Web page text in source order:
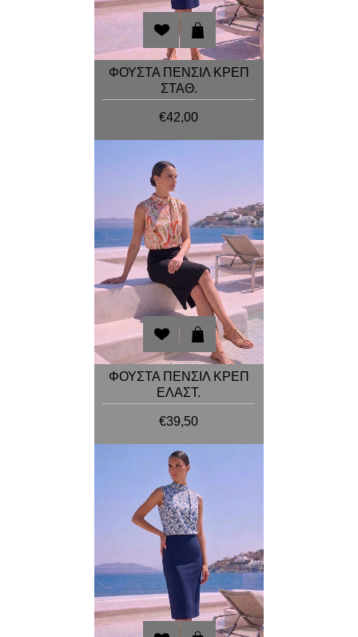
ΦΟΥΣΤΑ ΠΕΝΣΙΛ ΚΡΕΠ
ΣΤΑΘ.
€42,00
ΦΟΥΣΤΑ ΠΕΝΣΙΛ ΚΡΕΠ
ΕΛΑΣΤ.
€39,50